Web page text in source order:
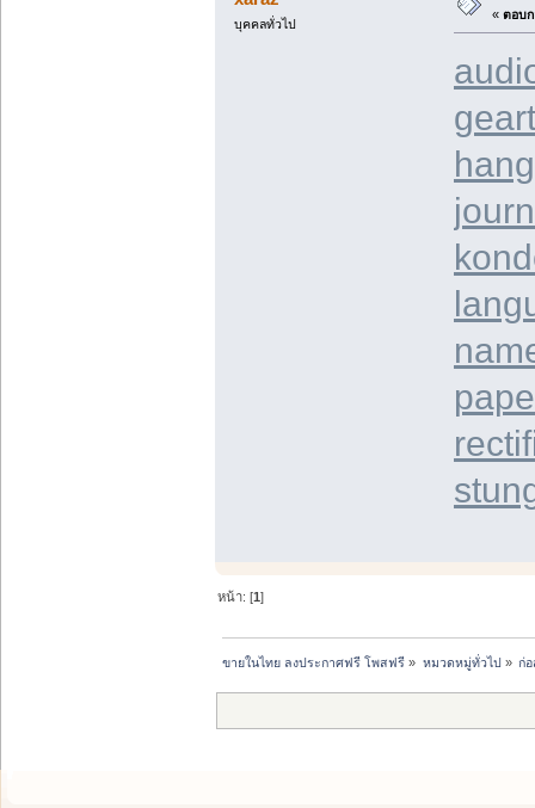
บุคคลทั่วไป
« ตอบก
หน้า: [1]
ขายในไทย ลงประกาศฟรี โพสฟรี » หมวดหมู่ทั่วไป» ก่